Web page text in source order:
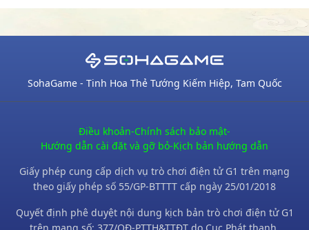
SohaGame - Tinh Hoa Thẻ Tướng Kiếm Hiệp, Tam Quốc
Điều khoản-Chính sách bảo mật-
Hướng dẫn cài đặt và gỡ bỏ-Kịch bản hướng dẫn
Giấy phép cung cấp dịch vụ trò chơi điện tử G1 trên mạng
theo giấy phép số 55/GP-BTTTT cấp ngày 25/01/2018
Quyết định phê duyệt nội dung kịch bản trò chơi điện tử G1